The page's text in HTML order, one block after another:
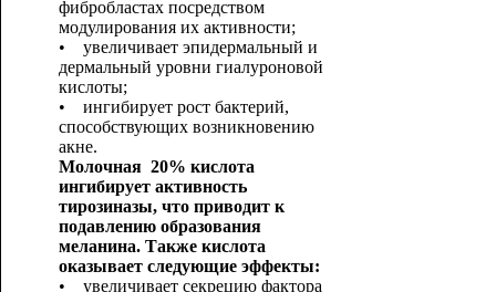
фибробластах посредством
модулирования их активности;
• увеличивает эпидермальный и
дермальный уровни гиалуроновой
кислоты;
• ингибирует рост бактерий,
способствующих возникновению
акне.
Молочная 20% кислота
ингибирует активность
тирозиназы, что приводит к
подавлению образования
меланина. Также кислота
оказывает следующие эффекты:
• увеличивает секрецию фактора